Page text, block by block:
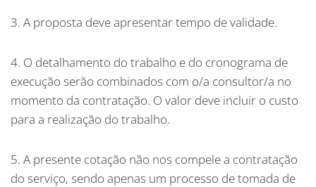
3. A proposta deve apresentar tempo de validade.
4. O detalhamento do trabalho e do cronograma de
execução serão combinados com o/a consultor/a no
momento da contratação. O valor deve incluir o custo
para a realização do trabalho.
5. A presente cotação não nos compele a contratação
do serviço, sendo apenas um processo de tomada de